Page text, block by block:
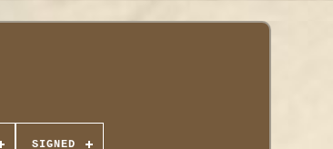
SIGNED